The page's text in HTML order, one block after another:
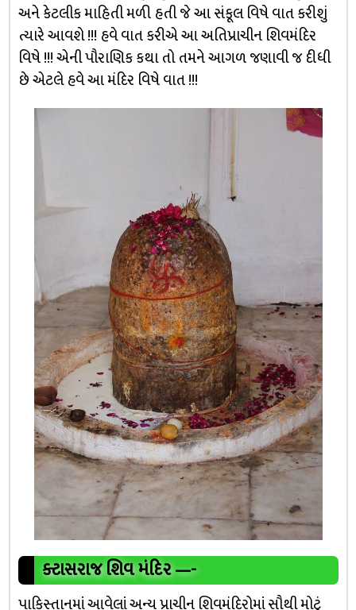
અને કેટલીક માહિતી મળી હતી જે આ સંકૂલ વિષે વાત કરીશું
ત્યારે આવશે !!! હવે વાત કરીએ આ અતિપ્રાચીન શિવમંદિર
વિષે !!! એની પૌરાણિક કથા તો તમને આગળ જણાવી જ દીધી
છે એટલે હવે આ મંદિર વિષે વાત !!!
ક્ટાસરાજ શિવ મંદિર—-
પાકિસ્તાનમાં આવેલાં અન્ય પ્રાચીન શિવમંદિરોમાં સૌથી મોટું